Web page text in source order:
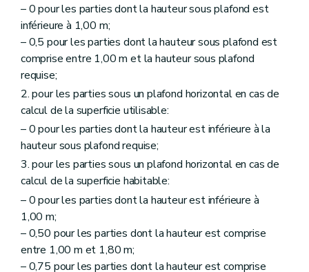
– 0 pour les parties dont la hauteur sous plafond est
inférieure à 1,00 m;
– 0,5 pour les parties dont la hauteur sous plafond est
comprise entre 1,00 m et la hauteur sous plafond
requise;
2. pour les parties sous un plafond horizontal en cas de
calcul de la superficie utilisable:
– 0 pour les parties dont la hauteur est inférieure à la
hauteur sous plafond requise;
3. pour les parties sous un plafond horizontal en cas de
calcul de la superficie habitable:
– 0 pour les parties dont la hauteur est inférieure à
1,00 m;
– 0,50 pour les parties dont la hauteur est comprise
entre 1,00 m et 1,80 m;
– 0,75 pour les parties dont la hauteur est comprise